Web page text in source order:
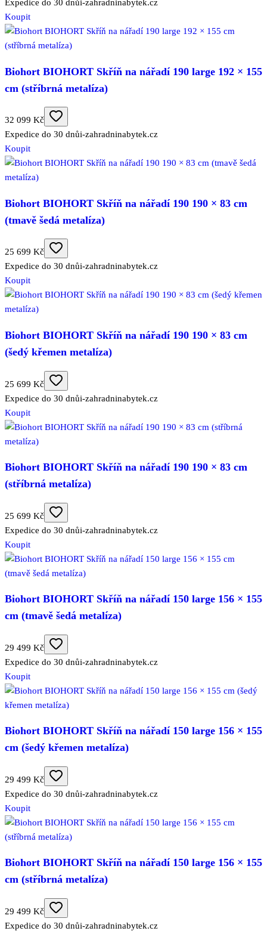
Expedice do 30 dnůi-zahradninabytek.cz
Koupit
Biohort BIOHORT Skříň na nářadí 190 large 192 × 155
cm (stříbrná metalíza)
32 099 Kč
Expedice do 30 dnůi-zahradninabytek.cz
Koupit
Biohort BIOHORT Skříň na nářadí 190 190 × 83 cm
(tmavě šedá metalíza)
25 699 Kč
Expedice do 30 dnůi-zahradninabytek.cz
Koupit
Biohort BIOHORT Skříň na nářadí 190 190 × 83 cm
(šedý křemen metalíza)
25 699 Kč
Expedice do 30 dnůi-zahradninabytek.cz
Koupit
Biohort BIOHORT Skříň na nářadí 190 190 × 83 cm
(stříbrná metalíza)
25 699 Kč
Expedice do 30 dnůi-zahradninabytek.cz
Koupit
Biohort BIOHORT Skříň na nářadí 150 large 156 × 155
cm (tmavě šedá metalíza)
29 499 Kč
Expedice do 30 dnůi-zahradninabytek.cz
Koupit
Biohort BIOHORT Skříň na nářadí 150 large 156 × 155
cm (šedý křemen metalíza)
29 499 Kč
Expedice do 30 dnůi-zahradninabytek.cz
Koupit
Biohort BIOHORT Skříň na nářadí 150 large 156 × 155
cm (stříbrná metalíza)
29 499 Kč
Expedice do 30 dnůi-zahradninabytek.cz